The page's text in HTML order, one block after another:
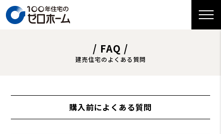
/ FAQ /
建売住宅のよくある質問
購入前によくある質問